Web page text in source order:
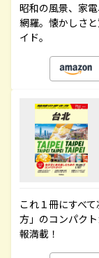
昭和の風景、家
網羅。懐かしさ
イド。
これ１冊にすべ
方」のコンパク
報満載！